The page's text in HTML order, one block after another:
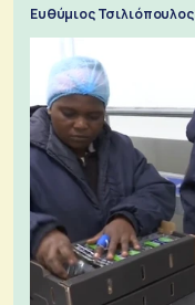
Ευθύμιος Τσιλιόπουλος